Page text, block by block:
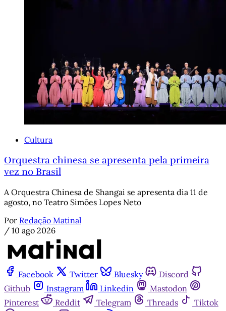
Cultura
Orquestra chinesa se apresenta pela primeira
vez no Brasil
A Orquestra Chinesa de Shangai se apresenta dia 11 de
agosto, no Teatro Simões Lopes Neto
Por Redação Matinal
/ 10 ago 2026
Facebook Twitter Bluesky
Discord
Github
Instagram Linkedin
Mastodon
Pinterest
Reddit Telegram Threads
Tiktok